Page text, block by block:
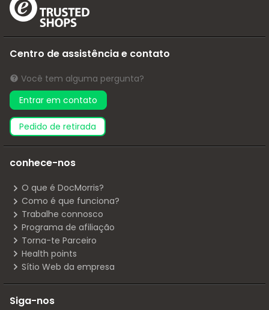
Centro de assistência e contato
Você tem alguma pergunta?
Entrar em contato
pedido de retirada
conhece-nos
O que é DocMorris?
Como é que funciona?
Trabalhe connosco
Programa de afiliação
Torna-te Parceiro
Health points
Sítio Web da empresa
Siga-nos